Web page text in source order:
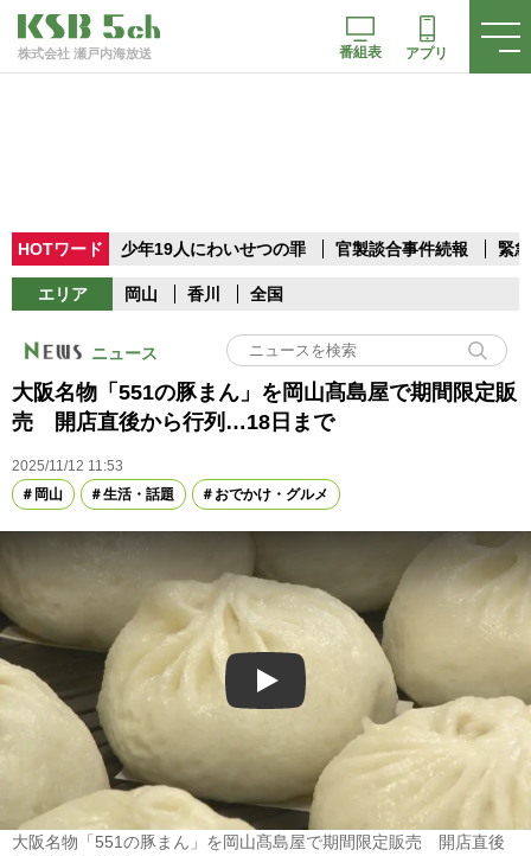
株式会社 瀬戸内海放送 番組表 アプリ
HOTワード 少年19人にわいせつの罪 官製談合事件続報 緊
エリア 岡山 香川 全国
ニュース
大阪名物「551の豚まん」を岡山髙島屋で期間限定販
売 開店直後から行列…18日まで
2025/11/12 11:53
岡山
生活・話題 おでかけ・グルメ
Play
大阪名物「551の豚まん」を岡山髙島屋で期間限定販売 開店直後